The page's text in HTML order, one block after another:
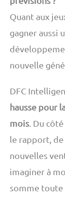
Quant aux
gagner aussi
nouvelle
DFC
hausse pour
mois . Du
le rapport,
nouvelles
imaginer à
somme toute